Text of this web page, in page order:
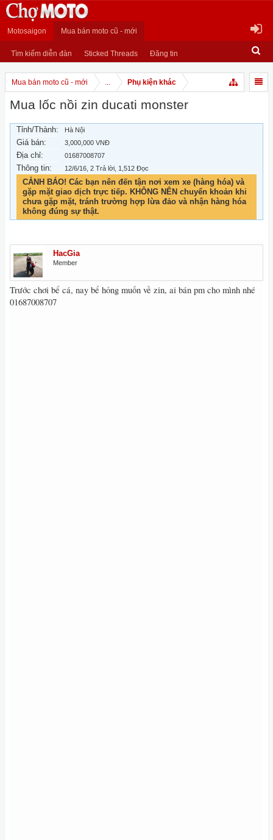
Motosaigon Mua bán moto cũ - mới
Tìm kiếm diễn đàn Sticked Threads Đăng tin
Mua bán moto cũ - mới ... Phụ kiện khác
Mua lốc nồi zin ducati monster
Tỉnh/Thành: Hà Nội
Giá bán: 3,000,000 VNĐ
Địa chỉ: 01687008707
Thông tin: 12/6/16 , 2 Trả lời, 1,512 Đọc
CẢNH BÁO! Các bạn nên đến tận nơi xem xe (hàng hóa) và
gặp mặt giao dịch trực tiếp. KHÔNG NÊN chuyển khoản khi
chưa gặp mặt, tránh trường hợp lừa đảo và nhận hàng hóa
không đúng sự thật.
HacGia
Member
Trước chơi bể cá, nay bể hỏng muốn về zin, ai bán pm cho mình nhé
01687008707